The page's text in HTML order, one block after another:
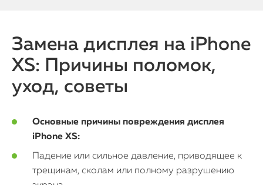
Watch
iPad
Mac Mini
Замена дисплея на iPhone
XS: Причины поломок,
уход, советы
Основные причины повреждения дисплея
iPhone XS:
Падение или сильное давление, приводящее к
трещинам, сколам или полному разрушению